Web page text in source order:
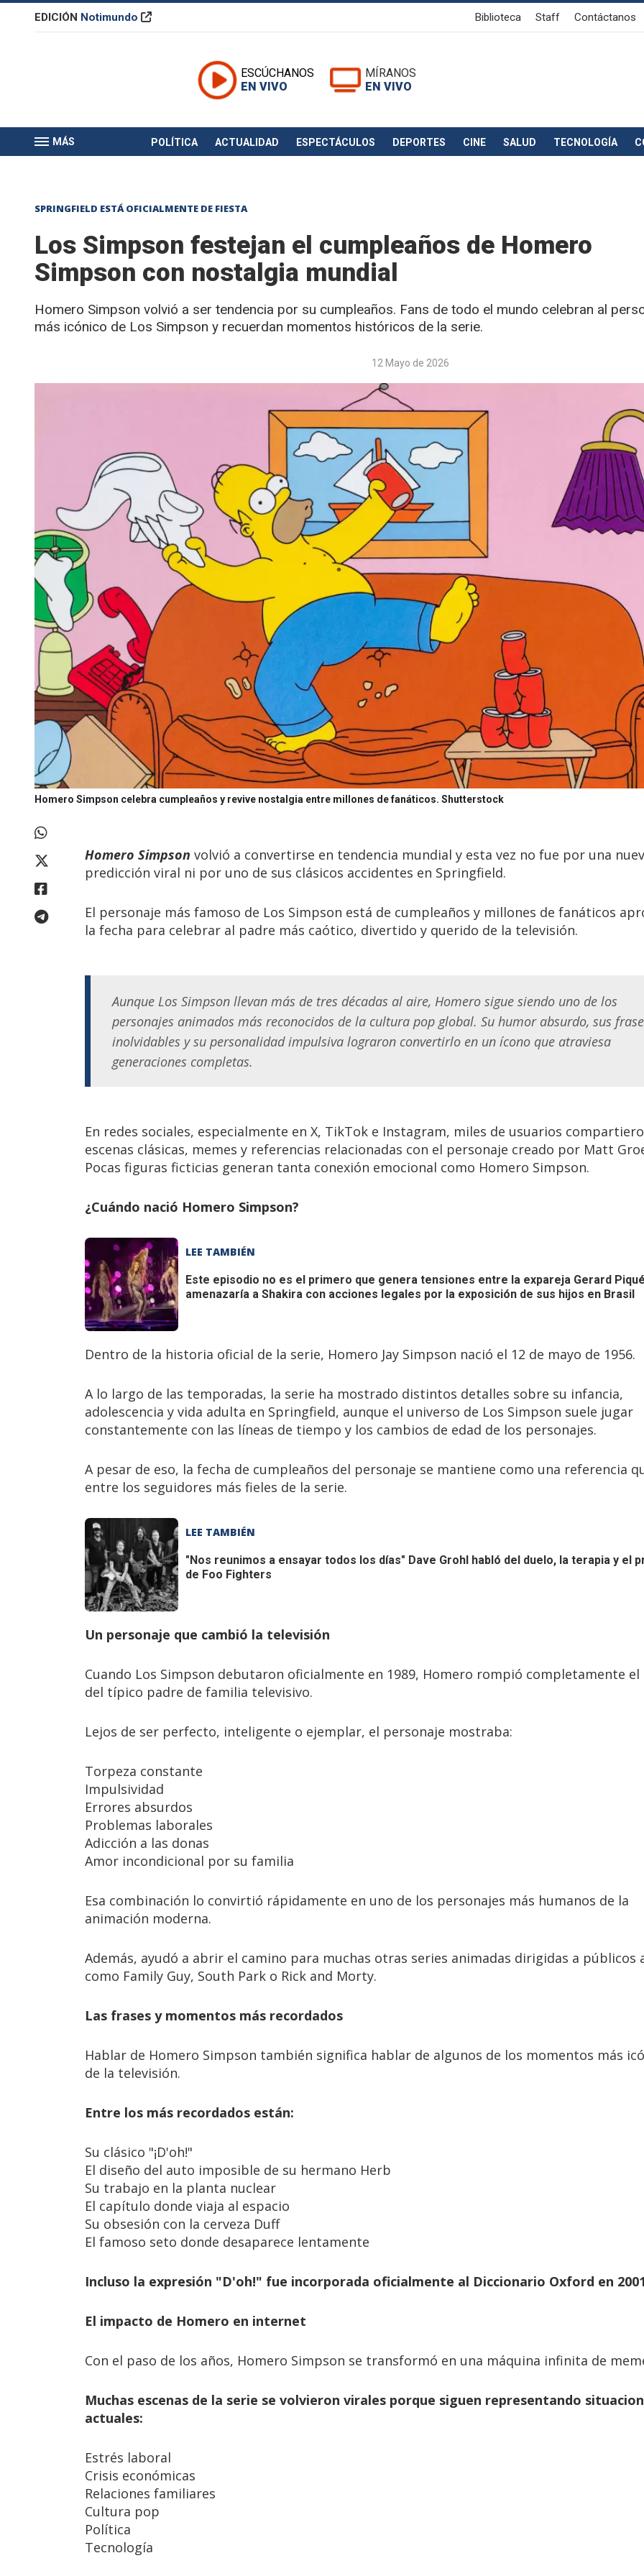
EDICIÓN Notimundo Biblioteca Staff Contáctanos
ESCÚCHANOS
EN VIVO
MÍRANOS
EN VIVO
MÁS POLÍTICA ACTUALIDAD ESPECTÁCULOS DEPORTES CINE SALUD TECNOLOGÍA
SPRINGFIELD ESTÁ OFICIALMENTE DE FIESTA
Los Simpson festejan el cumpleaños de Homero
Simpson con nostalgia mundial
Homero Simpson volvió a ser tendencia por su cumpleaños. Fans de todo el mundo celebran al
más icónico de Los Simpson y recuerdan momentos históricos de la serie.
12 Mayo de 2026
Homero Simpson celebra cumpleaños y revive nostalgia entre millones de fanáticos. Shutterstock
Homero Simpson volvió a convertirse en tendencia mundial y esta vez no fue por una
predicción viral ni por uno de sus clásicos accidentes en Springfield.
El personaje más famoso de Los Simpson está de cumpleaños y millones de fanáticos
la fecha para celebrar al padre más caótico, divertido y querido de la televisión.
Aunque Los Simpson llevan más de tres décadas al aire, Homero sigue siendo uno de los
personajes animados más reconocidos de la cultura pop global. Su humor absurdo, sus
inolvidables y su personalidad impulsiva lograron convertirlo en un ícono que atraviesa
generaciones completas.
En redes sociales, especialmente en X, TikTok e Instagram, miles de usuarios
escenas clásicas, memes y referencias relacionadas con el personaje creado por Matt
Pocas figuras ficticias generan tanta conexión emocional como Homero Simpson.
¿Cuándo nació Homero Simpson?
LEE TAMBIÉN
Este episodio no es el primero que genera tensiones entre la expareja Gerard Piqué
amenazaría a Shakira con acciones legales por la exposición de sus hijos en Brasil
Dentro de la historia oficial de la serie, Homero Jay Simpson nació el 12 de mayo de 1956.
A lo largo de las temporadas, la serie ha mostrado distintos detalles sobre su infancia,
adolescencia y vida adulta en Springfield, aunque el universo de Los Simpson suele jugar
constantemente con las líneas de tiempo y los cambios de edad de los personajes.
A pesar de eso, la fecha de cumpleaños del personaje se mantiene como una referencia
entre los seguidores más fieles de la serie.
LEE TAMBIÉN
"Nos reunimos a ensayar todos los días" Dave Grohl habló del duelo, la terapia y el
de Foo Fighters
Un personaje que cambió la televisión
Cuando Los Simpson debutaron oficialmente en 1989, Homero rompió completamente el
del típico padre de familia televisivo.
Lejos de ser perfecto, inteligente o ejemplar, el personaje mostraba:
Torpeza constante
Impulsividad
Errores absurdos
Problemas laborales
Adicción a las donas
Amor incondicional por su familia
Esa combinación lo convirtió rápidamente en uno de los personajes más humanos de la
animación moderna.
Además, ayudó a abrir el camino para muchas otras series animadas dirigidas a públicos
como Family Guy, South Park o Rick and Morty.
Las frases y momentos más recordados
Hablar de Homero Simpson también significa hablar de algunos de los momentos más
de la televisión.
Entre los más recordados están:
Su clásico "¡D'oh!"
El diseño del auto imposible de su hermano Herb
Su trabajo en la planta nuclear
El capítulo donde viaja al espacio
Su obsesión con la cerveza Duff
El famoso seto donde desaparece lentamente
Incluso la expresión "D'oh!" fue incorporada oficialmente al Diccionario Oxford en
El impacto de Homero en internet
Con el paso de los años, Homero Simpson se transformó en una máquina infinita de
Muchas escenas de la serie se volvieron virales porque siguen representando
actuales:
Estrés laboral
Crisis económicas
Relaciones familiares
Cultura pop
Política
Tecnología